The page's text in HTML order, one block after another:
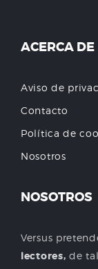
ACERCA DE
Aviso de
Contacto
Política de
Nosotros
NOSOTROS
Versus
lectores, de